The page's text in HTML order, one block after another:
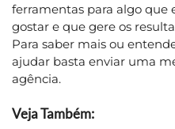
ferramentas para algo que
gostar e que gere os
Para saber mais ou
ajudar basta enviar uma
agência.
Veja Também: